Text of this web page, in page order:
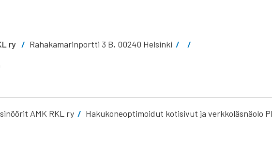
ry Rahakamarinportti 3 B, 00240 Helsinki
AMK RKL ry Hakukoneoptimoidut kotisivut ja verkkoläsnäolo